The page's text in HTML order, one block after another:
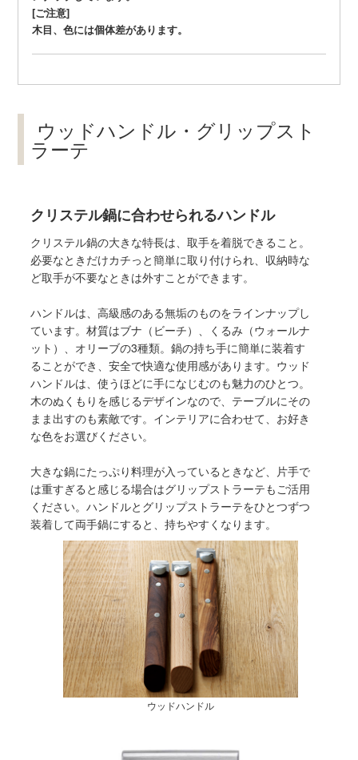
[ご注意]
木目、色には個体差があります。
ウッドハンドル・グリップスト
ラーテ
クリステル鍋に合わせられるハンドル
クリステル鍋の大きな特長は、取手を着脱できること。
必要なときだけカチっと簡単に取り付けられ、収納時な
ど取手が不要なときは外すことができます。
ハンドルは、高級感のある無垢のものをラインナップし
ています。材質はブナ（ビーチ）、くるみ（ウォールナ
ット）、オリーブの3種類。鍋の持ち手に簡単に装着す
ることができ、安全で快適な使用感があります。ウッド
ハンドルは、使うほどに手になじむのも魅力のひとつ。
木のぬくもりを感じるデザインなので、テーブルにその
まま出すのも素敵です。インテリアに合わせて、お好き
な色をお選びください。
大きな鍋にたっぷり料理が入っているときなど、片手で
は重すぎると感じる場合はグリップストラーテもご活用
ください。ハンドルとグリップストラーテをひとつずつ
装着して両手鍋にすると、持ちやすくなります。
ウッドハンドル